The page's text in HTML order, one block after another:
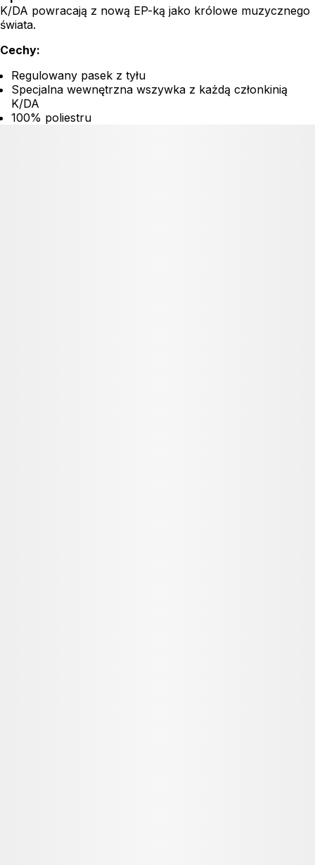
K/DA powracają z nową EP-ką jako królowe muzycznego
świata.
Cechy:
Regulowany pasek z tyłu
Specjalna wewnętrzna wszywka z każdą członkinią
K/DA
100% poliestru